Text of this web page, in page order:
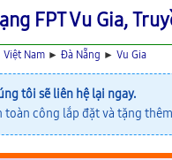
FPT Vu Gia,
Việt Nam► Đà Nẵng ► Vu Gia
tôi sẽ liên hệ lại ngay.
công lắp đặt và tặng